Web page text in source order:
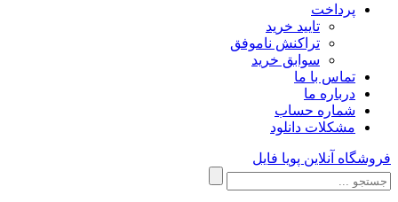
پرداخت
تایید خرید
تراکنش ناموفق
سوابق خرید
تماس با ما
درباره ما
شماره حساب
مشکلات دانلود
فروشگاه آنلاین پویا فایل